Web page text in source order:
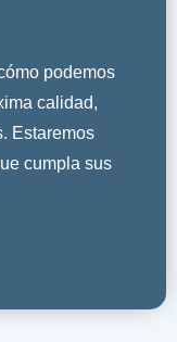
podemos
calidad,
Estaremos
cumpla sus